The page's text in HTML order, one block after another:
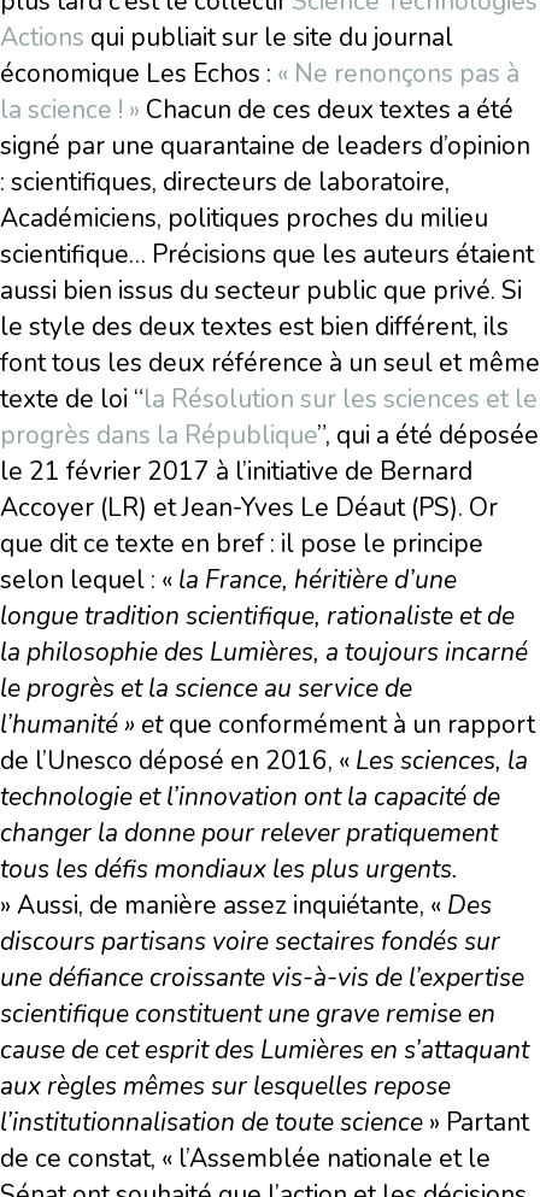
Actions qui publiait sur le site du journal
économique Les Echos : « Ne renonçons pas à
la science ! » Chacun de ces deux textes a été
signé par une quarantaine de leaders d’opinion
: scientifiques, directeurs de laboratoire,
Académiciens, politiques proches du milieu
scientifique… Précisions que les auteurs étaient
aussi bien issus du secteur public que privé. Si
le style des deux textes est bien différent, ils
font tous les deux référence à un seul et même
texte de loi “la Résolution sur les sciences et le
progrès dans la République”, qui a été déposée
le 21 février 2017 à l’initiative de Bernard
Accoyer (LR) et Jean-Yves Le Déaut (PS). Or
que dit ce texte en bref : il pose le principe
selon lequel : « la France, héritière d’une
longue tradition scientifique, rationaliste et de
la philosophie des Lumières, a toujours incarné
le progrès et la science au service de
l’humanité » etque conformément à un rapport
de l’Unesco déposé en 2016, « Les sciences, la
technologie et l’innovation ont la capacité de
changer la donne pour relever pratiquement
tous les défis mondiaux les plus urgents.
» Aussi, de manière assez inquiétante, « Des
discours partisans voire sectaires fondés sur
une défiance croissante vis-à-vis de l’expertise
scientifique constituent une grave remise en
cause de cet esprit des Lumières en s’attaquant
aux règles mêmes sur lesquelles repose
l’institutionnalisation de toute science » Partant
de ce constat, « l’Assemblée nationale et le